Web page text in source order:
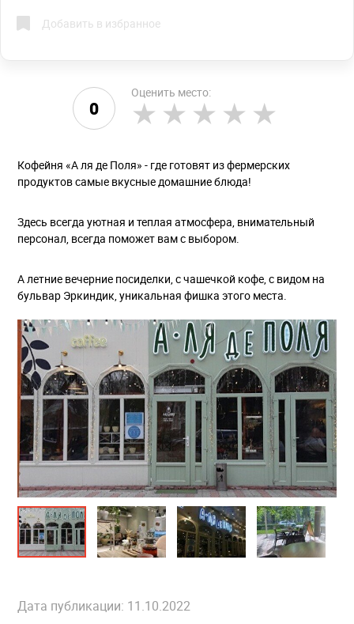
Добавить в избранное
0
Оценить место:
Кофейня «А ля де Поля» - где готовят из фермерских
продуктов самые вкусные домашние блюда!
Здесь всегда уютная и теплая атмосфера, внимательный
персонал, всегда поможет вам с выбором.
А летние вечерние посиделки, с чашечкой кофе, с видом на
бульвар Эркиндик, уникальная фишка этого места.
Дата публикации: 11.10.2022